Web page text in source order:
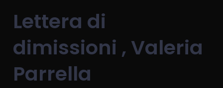
Lettera di
dimissioni , Valeria
Parrella